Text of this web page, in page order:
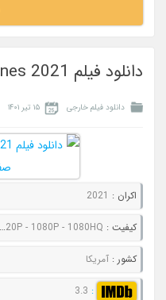
دانلود فیلم Zeros and Ones 2021 صفر و یک
دانلود فیلم خارجی ۱۵ تیر ۱۴۰۱
اکران : 2021
کیفیت : 480P - 720P - 1080P - 1080HQ
کشور :آمریکا
:
3.3